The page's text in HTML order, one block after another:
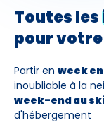
Toutes les
pour votre
Partir en week
inoubliable à la
week-end au
d'hébergement